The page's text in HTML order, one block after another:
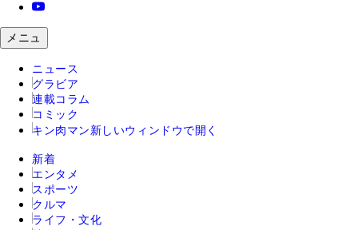
メニュ
ニュース
グラビア
連載コラム
コミック
キン肉マン 新しいウィンドウで開く
新着
エンタメ
スポーツ
クルマ
ライフ・文化